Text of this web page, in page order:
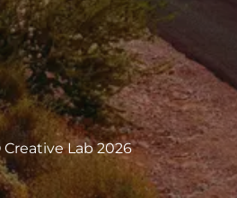
Creative Lab 2026